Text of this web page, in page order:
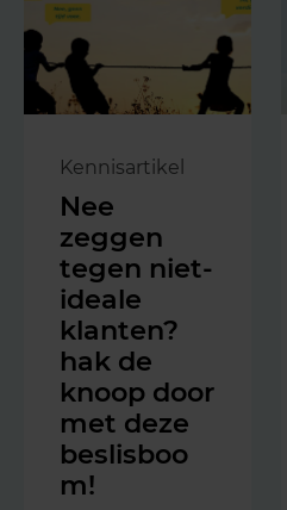
Kennisartikel
Nee
zeggen
tegen niet-
ideale
klanten?
hak de
knoop door
met deze
beslisboo
m!